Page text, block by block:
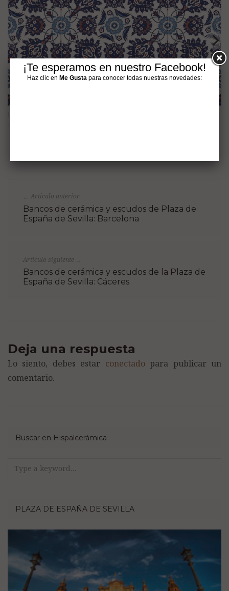
19 julio, 2024
← Artículo anterior
Bancos de cerámica y escudos de Plaza de
España de Sevilla: Barcelona
Artículo siguiente →
Bancos de cerámica y escudos de la Plaza de
España de Sevilla: Cáceres
Deja una respuesta
Lo siento, debes estar conectadopara publicar un
comentario.
Buscar en Hispalcerámica
Search
PLAZA DE ESPAÑA DE SEVILLA
¡Te esperamos en nuestro Facebook!
Haz clic en Me Gusta para conocer todas nuestras novedades: